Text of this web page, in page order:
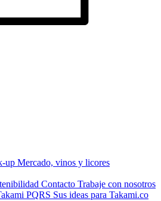
up Mercado, vinos y licores
Contacto Trabaje con nosotros
PQRS Sus ideas para Takami.co